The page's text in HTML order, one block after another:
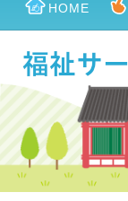
HOME